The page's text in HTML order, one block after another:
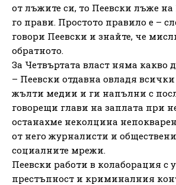
от лъжите си, то Пеевски лъже на
го прави. Простото правило е –
говори Пеевски и знайте, че
обратното.
За Четвъртата власт няма какво
– Пеевски отдавна овладя
жълти медии и ги напълни с
говорещи глави на заплата при
останахме неколцина
от него журналисти и
социалните мрежи.
Пеевски работи в колаборация с
престъпност и криминалния